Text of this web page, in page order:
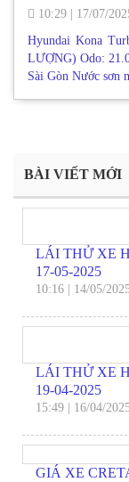
10:29
17/07/
Hyundai Kona
LƯỢNG) Odo:
Sài Gòn Nước sơn
BÀI VIẾT MỚI
LÁI THỬ XE
17-05-2025
10:16 14/05/
LÁI THỬ XE
19-04-2025
15:49 16/04/
GIÁ XE